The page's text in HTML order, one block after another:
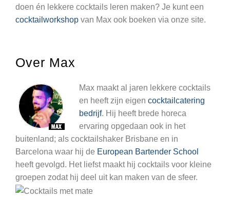
doen én lekkere cocktails leren maken? Je kunt een
cocktailworkshop van Max ook boeken via onze site.
Over Max
Max maakt al jaren lekkere cocktails
en heeft zijn eigen cocktailcatering
bedrijf. Hij heeft brede horeca
ervaring opgedaan ook in het
buitenland; als cocktailshaker Brisbane en in
Barcelona waar hij de European Bartender School
heeft gevolgd. Het liefst maakt hij cocktails voor kleine
groepen zodat hij deel uit kan maken van de sfeer.